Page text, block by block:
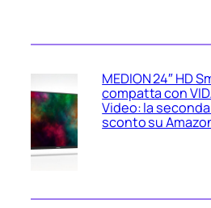
MEDION 24″ HD
compatta con
Video: la
sconto su